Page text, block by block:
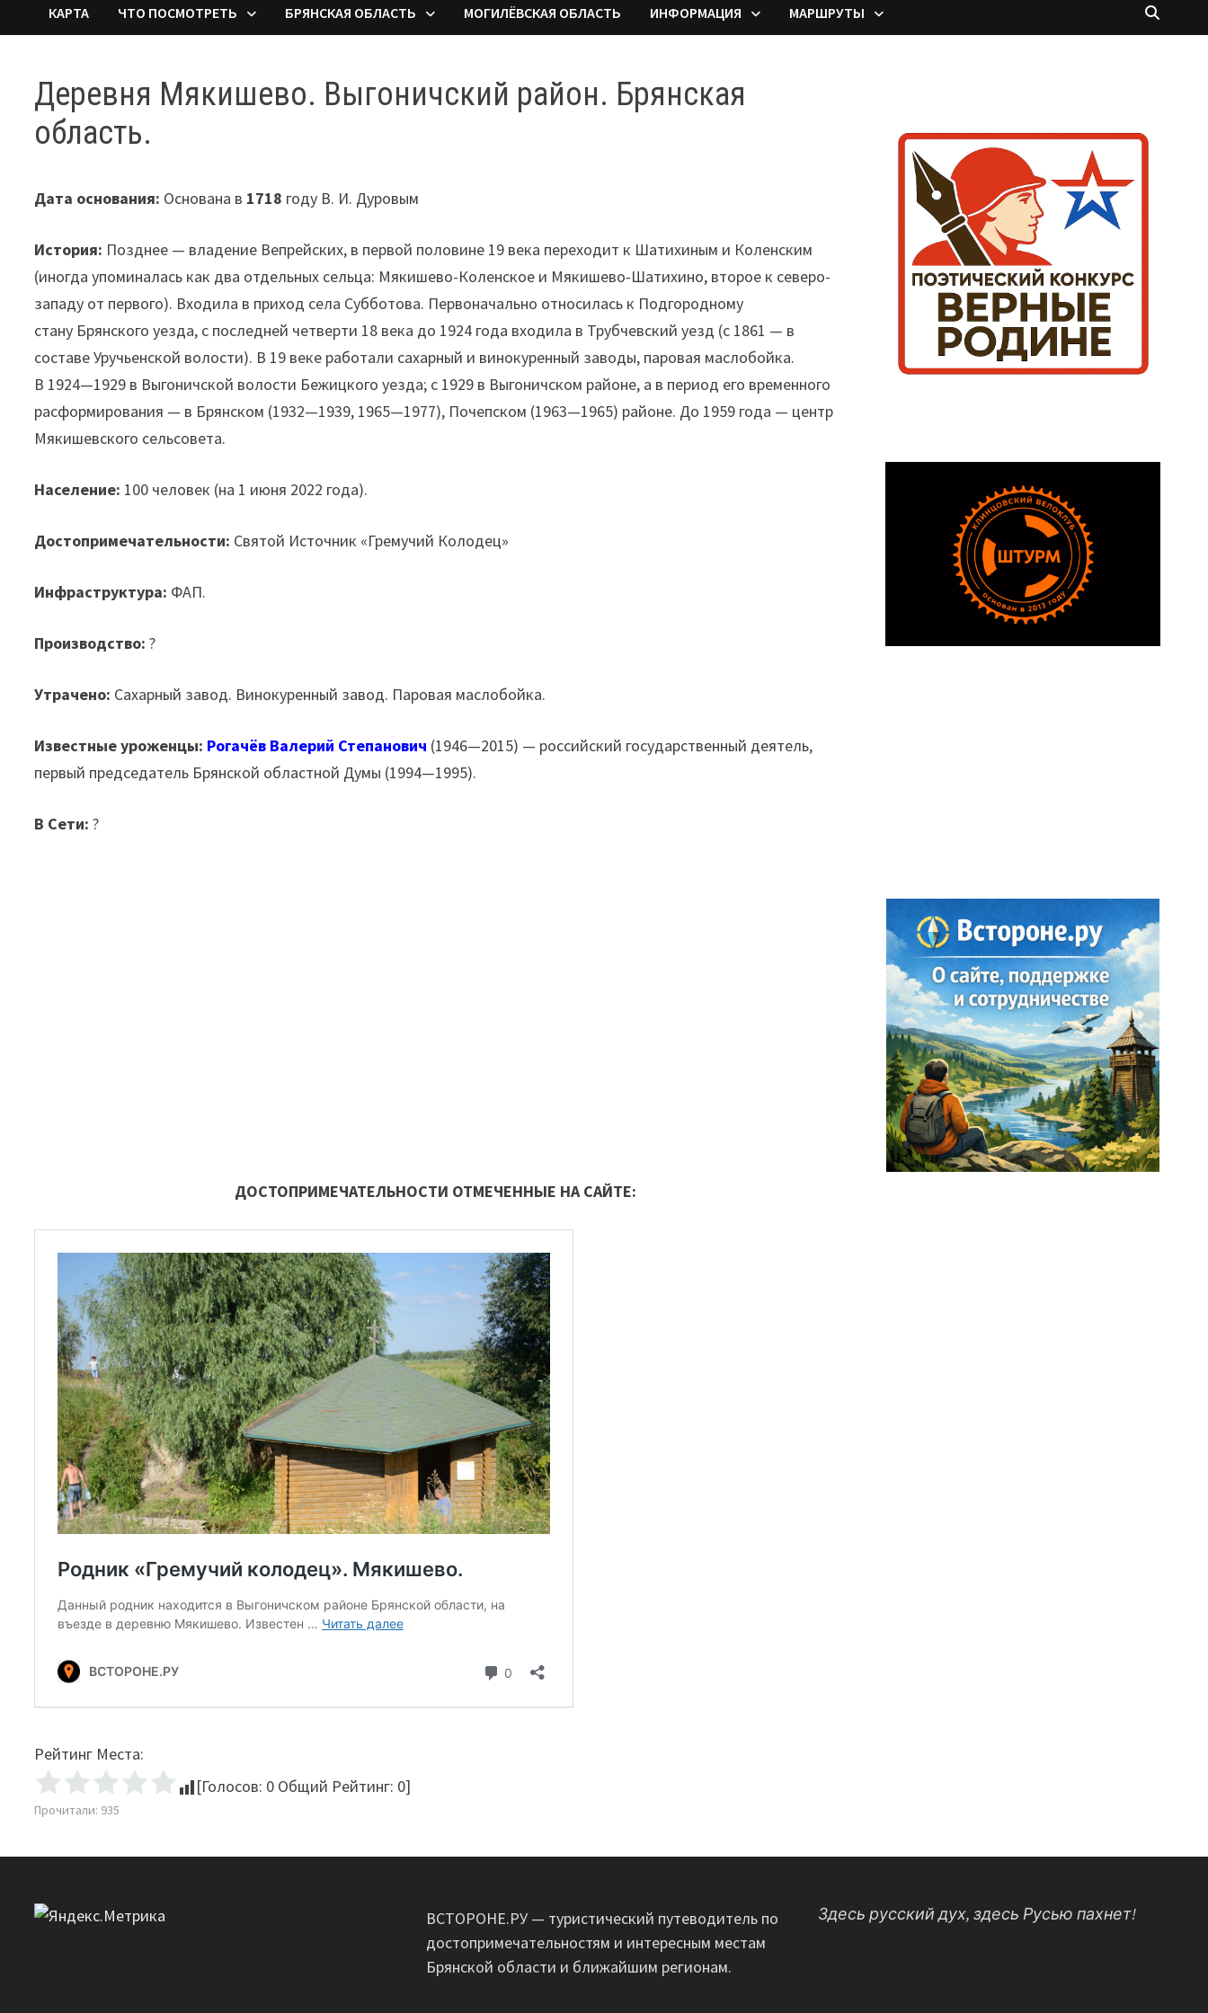
КАРТА ЧТО ПОСМОТРЕТЬ БРЯНСКАЯ ОБЛАСТЬ МОГИЛЁВСКАЯ ОБЛАСТЬ ИНФОРМАЦИЯ МАРШРУТЫ
Деревня Мякишево. Выгоничский район. Брянская
область.
Дата основания: Основана в 1718 году В. И. Дуровым
История: Позднее — владение Вепрейских, в первой половине 19 века переходит к Шатихиным и Коленским
(иногда упоминалась как два отдельных сельца: Мякишево-Коленское и Мякишево-Шатихино, второе к северо-
западу от первого). Входила в приход села Субботова. Первоначально относилась к Подгородному
стану Брянского уезда, с последней четверти 18 века до 1924 года входила в Трубчевский уезд (с 1861 — в
составе Уручьенской волости). В 19 веке работали сахарный и винокуренный заводы, паровая маслобойка.
В 1924—1929 в Выгоничской волости Бежицкого уезда; с 1929 в Выгоничском районе, а в период его временного
расформирования — в Брянском (1932—1939, 1965—1977), Почепском (1963—1965) районе. До 1959 года — центр
Мякишевского сельсовета.
Население: 100 человек (на 1 июня 2022 года).
Достопримечательности: Святой Источник «Гремучий Колодец»
Инфраструктура: ФАП.
Производство:?
Утрачено: Сахарный завод. Винокуренный завод. Паровая маслобойка.
Известные уроженцы: Рогачёв Валерий Степанович (1946—2015) — российский государственный деятель,
первый председатель Брянской областной Думы (1994—1995).
В Сети: ?
ДОСТОПРИМЕЧАТЕЛЬНОСТИ ОТМЕЧЕННЫЕ НА САЙТЕ:
Рейтинг Места:
[Голосов: 0 Общий Рейтинг: 0]
Прочитали: 935
ВСТОРОНЕ.РУ — туристический путеводитель по
достопримечательностям и интересным местам
Брянской области и ближайшим регионам.
Здесь русский дух, здесь Русью пахнет!